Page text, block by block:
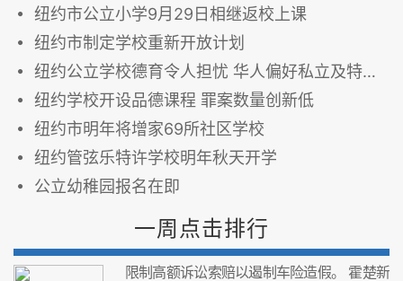
纽约市公立小学9月29日相继返校上课
纽约市制定学校重新开放计划
纽约公立学校德育令人担忧 华人偏好私立及特许学校
纽约学校开设品德课程 罪案数量创新低
纽约市明年将增家69所社区学校
纽约管弦乐特许学校明年秋天开学
公立幼稚园报名在即
一周点击排行
限制高额诉讼索赔以遏制车险造假。 霍楚新